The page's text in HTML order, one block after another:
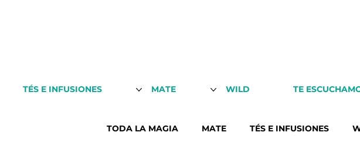
TÉS E INFUSIONES MATE WILD TE
TODA LA MAGIA MATE TÉS E INFUSIONES